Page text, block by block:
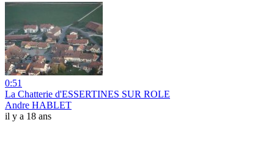
0:51
La Chatterie d'ESSERTINES SUR ROLE
Andre HABLET
il y a 18 ans